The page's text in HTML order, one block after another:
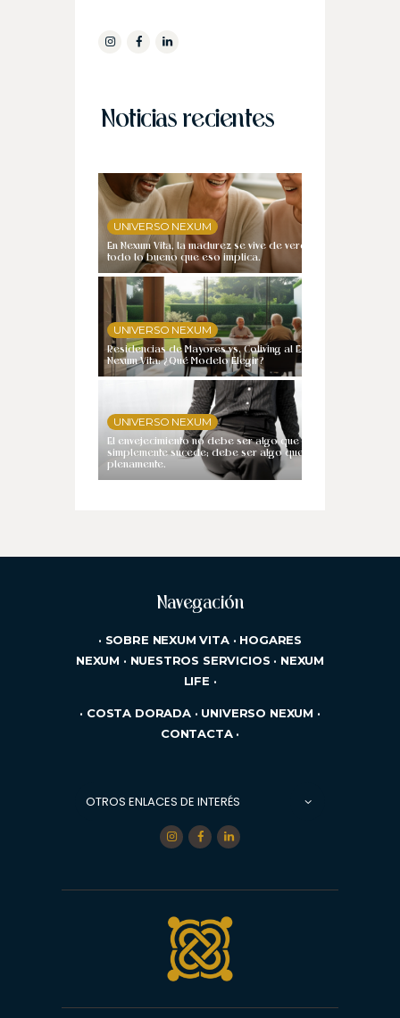
Noticias recientes
UNIVERSO NEXUM
En Nexum Vita, la madurez se vive de verdad, con
todo lo bueno que eso implica.
UNIVERSO NEXUM
Residencias de Mayores vs. Coliving al Estilo
Nexum Vita: ¿Qué Modelo Elegir?
UNIVERSO NEXUM
El envejecimiento no debe ser algo que
simplemente sucede; debe ser algo que se vive
plenamente.
Navegación
· SOBRE NEXUM VITA· HOGARES
NEXUM · NUESTROS SERVICIOS · NEXUM
LIFE ·
· COSTA DORADA· UNIVERSO NEXUM ·
CONTACTA·